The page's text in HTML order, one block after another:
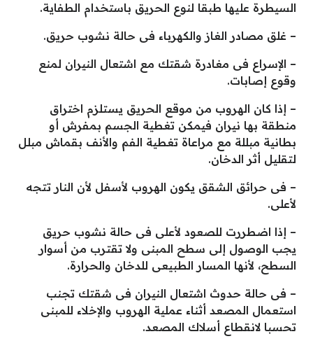
السيطرة عليها طبقا لنوع الحريق باستخدام الطفاية.
– غلق مصادر الغاز والكهرباء فى حالة نشوب حريق.
– الإسراع فى مغادرة شقتك مع اشتعال النيران لمنع
وقوع إصابات.
– إذا كان الهروب من موقع الحريق يستلزم اختراق
منطقة بها نيران فيمكن تغطية الجسم بمفرش أو
بطانية مبللة مع مراعاة تغطية الفم والأنف بقماش مبلل
لتقليل أثر الدخان.
– فى حرائق الشقق يكون الهروب لأسفل لأن النار تتجه
لأعلى.
– إذا اضطررت للصعود لأعلى فى حالة نشوب حريق
يجب الوصول إلى سطح المبنى ولا تقترب من أسوار
السطح، لأنها المسار الطبيعى للدخان والحرارة.
– فى حالة حدوث اشتعال النيران فى شقتك تجنب
استعمال المصعد أثناء عملية الهروب والإخلاء للمبنى
تحسبا لانقطاع أسلاك المصعد.